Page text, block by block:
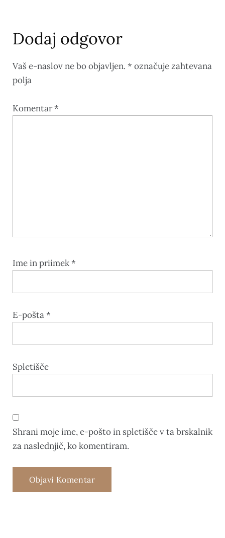
Dodaj odgovor
Vaš e-naslov ne bo objavljen. * označuje zahtevana
polja
Komentar*
Ime in priimek*
E-pošta*
Spletišče
Shrani moje ime, e-pošto in spletišče v ta brskalnik
za naslednjič, ko komentiram.